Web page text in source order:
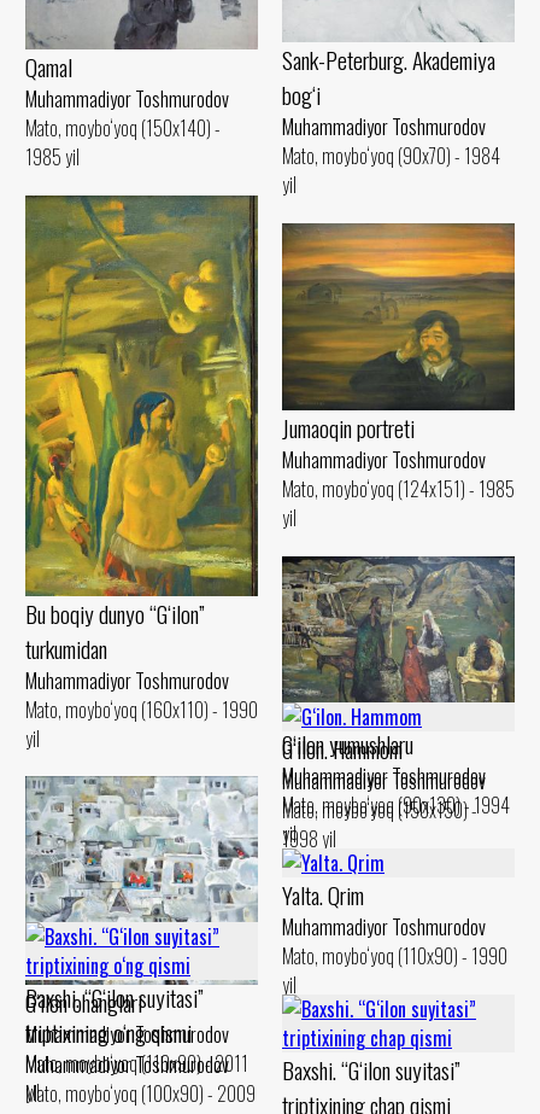
Sank-Peterburg. Akademiya
bog‘i
Muhammadiyor Toshmurodov
Mato, moybo‘yoq (90x70) - 1984
yil
Qamal
Muhammadiyor Toshmurodov
Mato, moybo‘yoq (150x140) -
1985 yil
Bu boqiy dunyo “G‘ilon”
turkumidan
Muhammadiyor Toshmurodov
Mato, moybo‘yoq (160x110) - 1990
yil
Jumaoqin portreti
Muhammadiyor Toshmurodov
Mato, moybo‘yoq (124x151) - 1985
yil
G‘ilon yumushlaru
Muhammadiyor Toshmurodov
Mato, moybo‘yoq (90x130) - 1994
yil
G‘ilon. Hammom
Muhammadiyor Toshmurodov
Mato, moybo‘yoq (150x150) -
1998 yil
G‘ilon ohanglari
Muhammadiyor Toshmurodov
Mato, moybo‘yoq (110x90) - 2011
yil
Yalta. Qrim
Muhammadiyor Toshmurodov
Mato, moybo‘yoq (110x90) - 1990
yil
Baxshi. “G‘ilon suyitasi”
triptixining o‘ng qismi
Muhammadiyor Toshmurodov
Mato, moybo‘yoq (100x90) - 2009
Baxshi. “G‘ilon suyitasi”
triptixining chap qismi